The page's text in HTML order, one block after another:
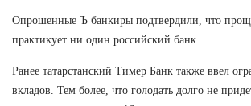
Опрошенные Ъ банкиры подтвердили, что
практикует ни один российский банк.
Ранее татарстанский Тимер Банк также ввел
вкладов. Тем более, что голодать долго не